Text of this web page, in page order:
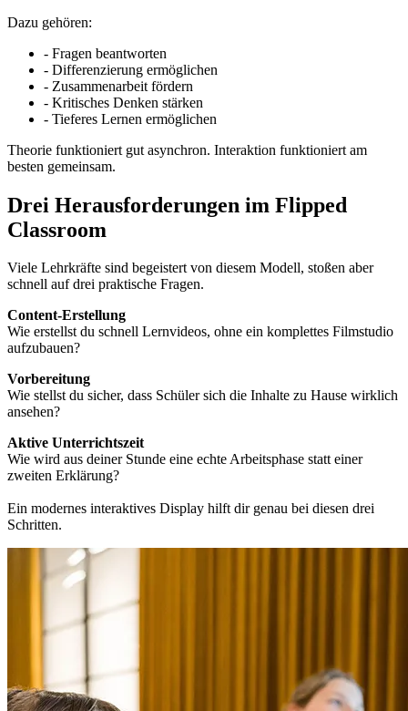
Dazu gehören:
- Fragen beantworten
- Differenzierung ermöglichen
- Zusammenarbeit fördern
- Kritisches Denken stärken
- Tieferes Lernen ermöglichen
Theorie funktioniert gut asynchron. Interaktion funktioniert am
besten gemeinsam.
Drei Herausforderungen im Flipped
Classroom
Viele Lehrkräfte sind begeistert von diesem Modell, stoßen aber
schnell auf drei praktische Fragen.
Content-Erstellung
Wie erstellst du schnell Lernvideos, ohne ein komplettes Filmstudio
aufzubauen?
Vorbereitung
Wie stellst du sicher, dass Schüler sich die Inhalte zu Hause wirklich
ansehen?
Aktive Unterrichtszeit
Wie wird aus deiner Stunde eine echte Arbeitsphase statt einer
zweiten Erklärung?
Ein modernes interaktives Display hilft dir genau bei diesen drei
Schritten.